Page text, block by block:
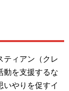
ティアン（クレ
動を支援するな
やりを促すイ